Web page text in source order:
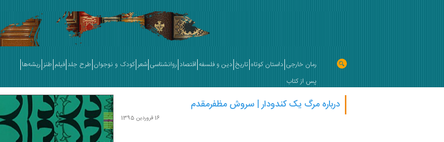
رمان خارجی داستان کوتاه تاریخ دین و فلسفه اقتصاد روانشناسی شعر کودک و نوجوان طرح جلد فیلم طنز ریشه‌ها
پس از کتاب
درباره مرگ یک کندودار | سروش مظفرمقدم
16 فروردین 1395